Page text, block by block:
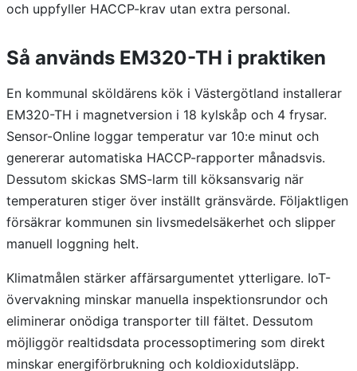
och uppfyller HACCP-krav utan extra personal.
Så används EM320-TH i praktiken
En kommunal sköldärens kök i Västergötland installerar
EM320-TH i magnetversion i 18 kylskåp och 4 frysar.
Sensor-Online loggar temperatur var 10:e minut och
genererar automatiska HACCP-rapporter månadsvis.
Dessutom skickas SMS-larm till köksansvarig när
temperaturen stiger över inställt gränsvärde. Följaktligen
försäkrar kommunen sin livsmedelsäkerhet och slipper
manuell loggning helt.
Klimatmålen stärker affärsargumentet ytterligare. IoT-
övervakning minskar manuella inspektionsrundor och
eliminerar onödiga transporter till fältet. Dessutom
möjliggör realtidsdata processoptimering som direkt
minskar energiförbrukning och koldioxidutsläpp.